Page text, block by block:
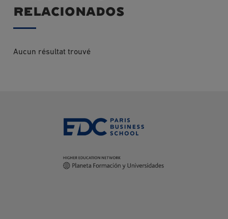
relacionados
Aucun résultat trouvé